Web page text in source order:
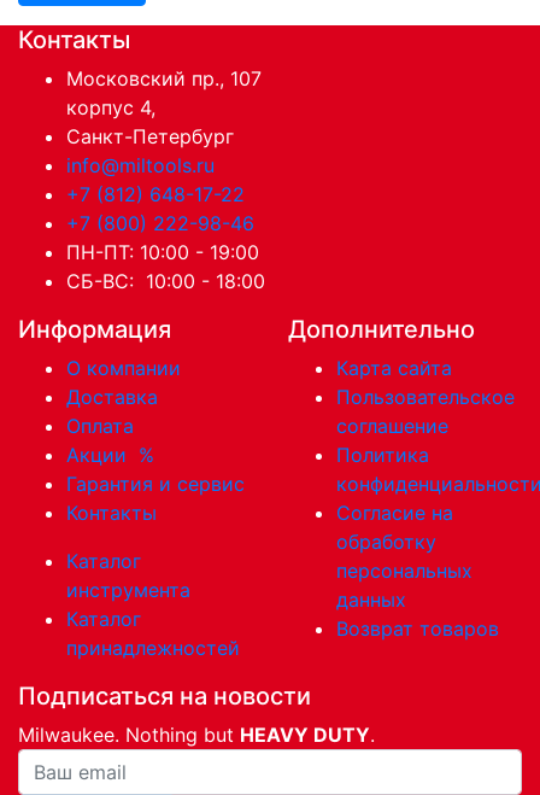
Контакты
Московский пр., 107
корпус 4,
Санкт-Петербург
info@miltools.ru
+7 (812) 648-17-22
+7 (800) 222-98-46
ПН-ПТ: 10:00 - 19:00
СБ-ВС: 10:00 - 18:00
Информация
О компании
Доставка
Оплата
Акции %
Гарантия и сервис
Контакты
Каталог
инструмента
Каталог
принадлежностей
Дополнительно
Карта сайта
Пользовательское
соглашение
Политика
Согласие на
обработку
персональных
данных
Возврат товаров
Подписаться на новости
Milwaukee. Nothing but HEAVY DUTY.
Ваша почта